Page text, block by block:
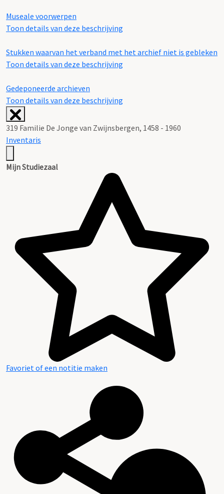
Museale voorwerpen
Toon details van deze beschrijving
Stukken waarvan het verband met het archief niet is gebleken
Toon details van deze beschrijving
Gedeponeerde archieven
Toon details van deze beschrijving
319 Familie De Jonge van Zwijnsbergen, 1458 - 1960
Inventaris
Mijn Studiezaal
Favoriet of een notitie maken